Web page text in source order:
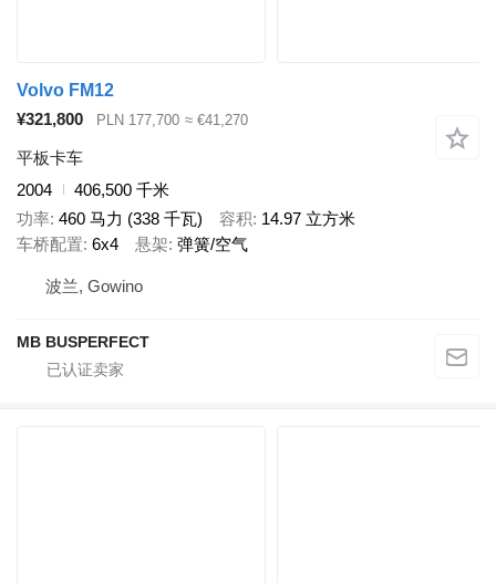
Volvo FM12
¥321,800
PLN 177,700 ≈ €41,270
平板卡车
2004
406,500 千米
功率 460 马力 (338 千瓦) 容积 14.97 立方米
车桥配置 6x4 悬架 弹簧/空气
波兰, Gowino
MB BUSPERFECT